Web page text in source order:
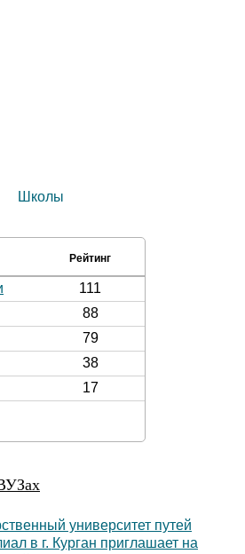
Школы
Рейтинг
111
88
79
38
17
университет путей
в г. Курган приглашает на